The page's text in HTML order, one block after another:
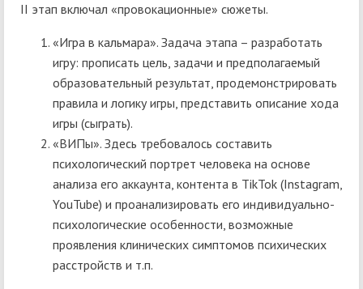
II этап включал «провокационные» сюжеты.
«Игра в кальмара». Задача этапа – разработать
игру: прописать цель, задачи и предполагаемый
образовательный результат, продемонстрировать
правила и логику игры, представить описание хода
игры (сыграть).
«ВИПы». Здесь требовалось составить
психологический портрет человека на основе
анализа его аккаунта, контента в TikTok (Instagram,
YouTube) и проанализировать его индивидуально-
психологические особенности, возможные
проявления клинических симптомов психических
расстройств и т.п.